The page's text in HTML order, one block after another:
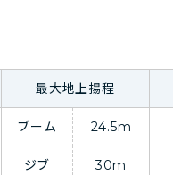
最大地上揚程
ブーム 24.5m
ジブ 30m